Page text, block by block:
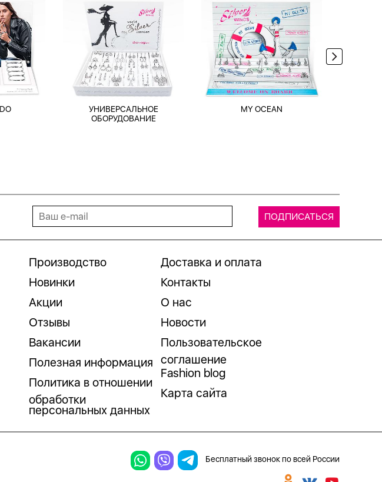
УНИВЕРСАЛЬНОЕ
ОБОРУДОВАНИЕ
MY OCEAN
Производство
Новинки
Акции
Отзывы
Вакансии
Полезная информация
Политика в отношении
обработки
персональных данных
Доставка и оплата
Контакты
О нас
Новости
Пользовательское
соглашение
Fashion blog
Карта сайта
Бесплатный звонок по всей России